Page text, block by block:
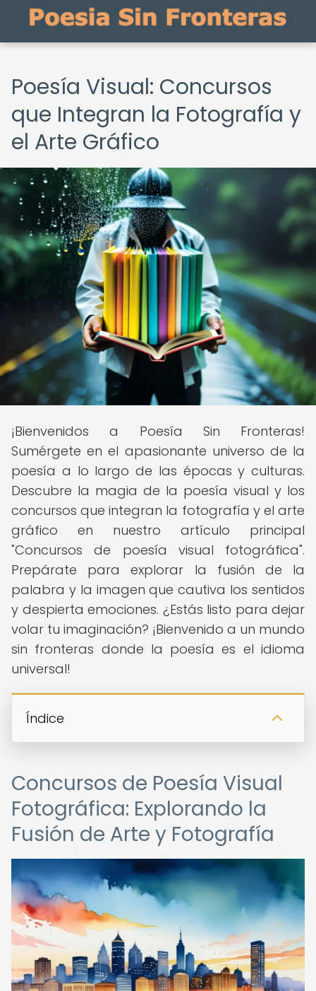
Poesía Visual: Concursos
que Integran la Fotografía y
el Arte Gráfico
¡Bienvenidos a Poesía Sin Fronteras!
Sumérgete en el apasionante universo de la
poesía a lo largo de las épocas y culturas.
Descubre la magia de la poesía visual y los
concursos que integran la fotografía y el arte
gráfico en nuestro artículo principal
"Concursos de poesía visual fotográfica".
Prepárate para explorar la fusión de la
palabra y la imagen que cautiva los sentidos
y despierta emociones. ¿Estás listo para dejar
volar tu imaginación? ¡Bienvenido a un mundo
sin fronteras donde la poesía es el idioma
universal!
Índice
Concursos de Poesía Visual
Fotográfica: Explorando la
Fusión de Arte y Fotografía